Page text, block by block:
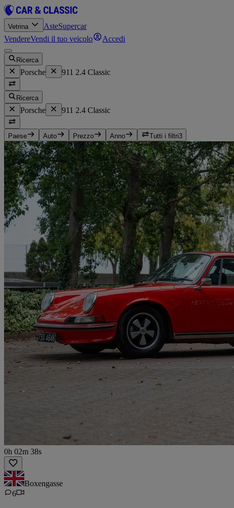
Vetrina AsteSupercar
VendereVendi il tuo veicolo Accedi
Ricerca
Porsche 911 2.4 Classic
Ricerca
Porsche 911 2.4 Classic
Paese Auto Prezzo Anno Tutti i filtri3
0h 02m 38s
Boxengasse
6